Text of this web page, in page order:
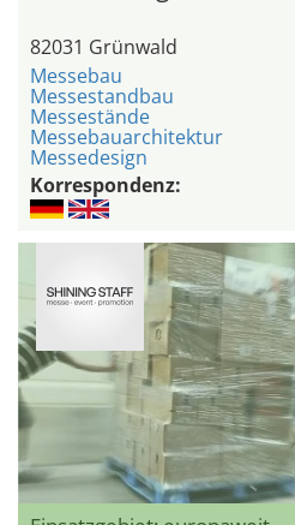
82031 Grünwald
Messebau
Messestandbau
Messestände
Messebauarchitektur
Messedesign
Korrespondenz: